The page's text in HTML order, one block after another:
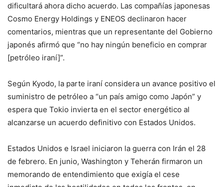
dificultará ahora dicho acuerdo. Las compañías japonesas
Cosmo Energy Holdings y ENEOS declinaron hacer
comentarios, mientras que un representante del Gobierno
japonés afirmó que “no hay ningún beneficio en comprar
[petróleo iraní]”.
Según Kyodo, la parte iraní considera un avance positivo el
suministro de petróleo a “un país amigo como Japón” y
espera que Tokio invierta en el sector energético al
alcanzarse un acuerdo definitivo con Estados Unidos.
Estados Unidos e Israel iniciaron la guerra con Irán el 28
de febrero. En junio, Washington y Teherán firmaron un
memorando de entendimiento que exigía el cese